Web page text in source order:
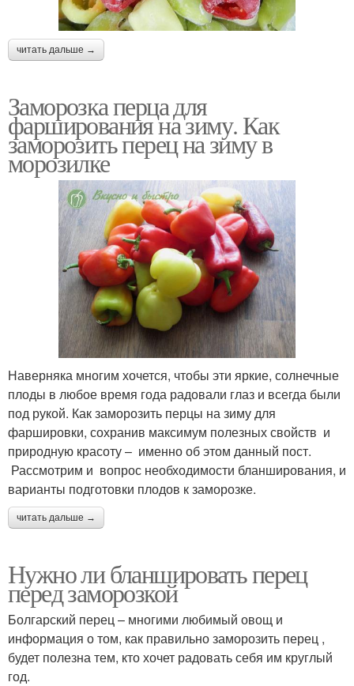
читать дальше →
Заморозка перца для
фарширования на зиму. Как
заморозить перец на зиму в
морозилке
Наверняка многим хочется, чтобы эти яркие, солнечные
плоды в любое время года радовали глаз и всегда были
под рукой. Как заморозить перцы на зиму для
фаршировки, сохранив максимум полезных свойств и
природную красоту – именно об этом данный пост.
Рассмотрим и вопрос необходимости бланширования, и
варианты подготовки плодов к заморозке.
читать дальше →
Нужно ли бланшировать перец
перед заморозкой
Болгарский перец – многими любимый овощ и
информация о том, как правильно заморозить перец ,
будет полезна тем, кто хочет радовать себя им круглый
год.